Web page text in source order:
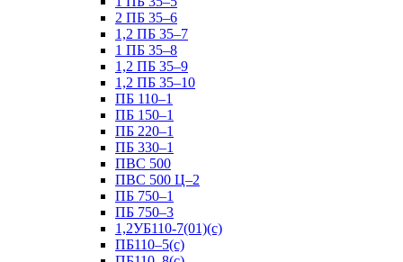
2 ПБ 35–6
1,2 ПБ 35–7
1 ПБ 35–8
1,2 ПБ 35–9
1,2 ПБ 35–10
ПБ 110–1
ПБ 150–1
ПБ 220–1
ПБ 330–1
ПВС 500
ПВС 500 Ц–2
ПБ 750–1
ПБ 750–3
1,2УБ110-7(01)(с)
ПБ110–5(с)